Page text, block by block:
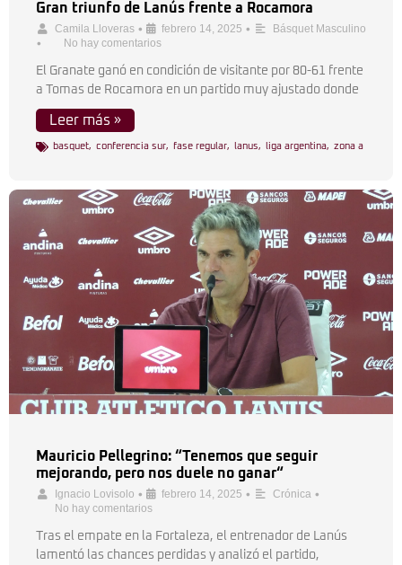
Gran triunfo de Lanús frente a Rocamora
Camila Lloveras • febrero 14, 2025 • Básquet Masculino
• No hay comentarios
El Granate ganó en condición de visitante por 80-61 frente
a Tomas de Rocamora en un partido muy ajustado donde
Leer más »
basquet, conferencia sur, fase regular, lanus, liga argentina, zona a
Mauricio Pellegrino: “Tenemos que seguir
mejorando, pero nos duele no ganar“
Ignacio Lovisolo • febrero 14, 2025 • Crónica •
No hay comentarios
Tras el empate en la Fortaleza, el entrenador de Lanús
lamentó las chances perdidas y analizó el partido,